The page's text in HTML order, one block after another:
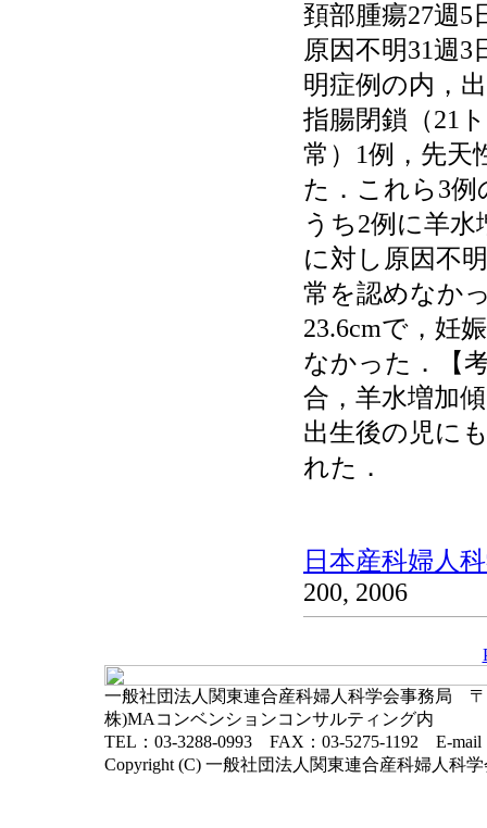
頚部腫瘍27週5
原因不明31週
明症例の内，
指腸閉鎖（21
常）1例，先天
た．これら3例
うち2例に羊
に対し原因不
常を認めなか
23.6cmで，妊
なかった．【
合，羊水増加
出生後の児に
れた．
日本産科婦人
200, 2006
一般社団法人関東連合産科婦人科学会事務局 〒
株)MAコンベンションコンサルティング内
TEL：03-3288-0993 FAX：03-5275-1192 E-mail
Copyright (C) 一般社団法人関東連合産科婦人科